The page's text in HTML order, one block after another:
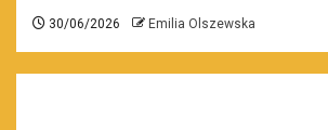
30/06/2026 Emilia Olszewska